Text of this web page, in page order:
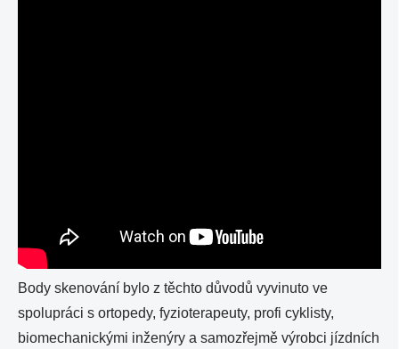
Body skenování bylo z těchto důvodů vyvinuto ve
spolupráci s ortopedy, fyzioterapeuty, profi cyklisty,
biomechanickými inženýry a samozřejmě výrobci jízdních